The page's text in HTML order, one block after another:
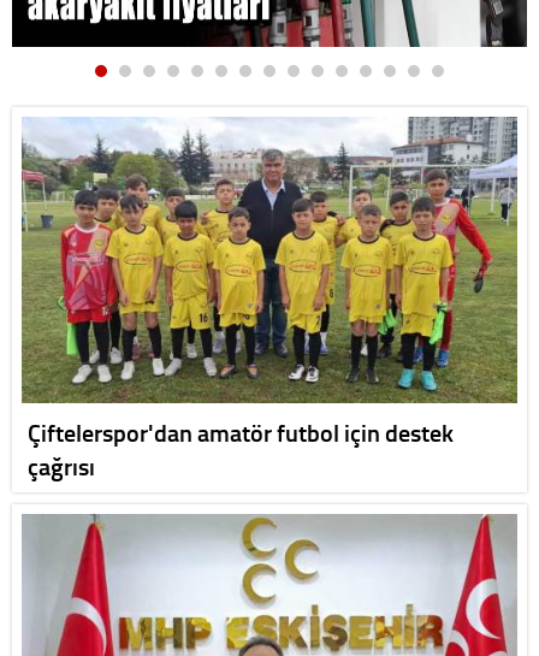
Çiftelerspor'dan amatör futbol için destek
çağrısı